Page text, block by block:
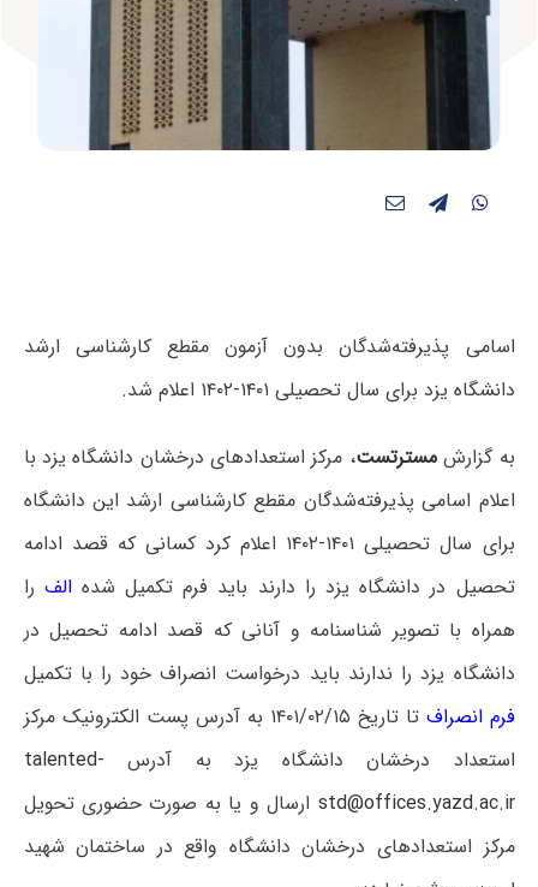
اسامی پذیرفته‌شدگان بدون آزمون مقطع کارشناسی ارشد
دانشگاه یزد برای سال تحصیلی ۱۴۰۱-۱۴۰۲ اعلام شد.
به گزارشمسترتست، مرکز استعدادهای درخشان دانشگاه یزد با
اعلام اسامی پذیرفته‌شدگان مقطع کارشناسی ارشد این دانشگاه
برای سال تحصیلی ۱۴۰۱-۱۴۰۲ اعلام کرد کسانی که قصد ادامه
تحصیل در دانشگاه یزد را دارند باید فرم تکمیل شدهالف را
همراه با تصویر شناسنامه و آنانی که قصد ادامه تحصیل در
دانشگاه یزد را ندارند باید درخواست انصراف خود را با تکمیل
فرم انصراف
تا تاریخ ۱۴۰۱/۰۲/۱۵ به آدرس پست الکترونیک مرکز
استعداد درخشان دانشگاه یزد به آدرس talented-
std@offices.yazd.ac.ir ارسال و یا به صورت حضوری تحویل
مرکز استعدادهای درخشان دانشگاه واقع در ساختمان شهید